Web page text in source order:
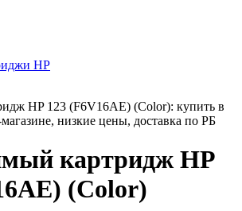
HP
HP 123 (F6V16AE) (Color): купить в
низкие цены, доставка по РБ
картридж HP
(Color)